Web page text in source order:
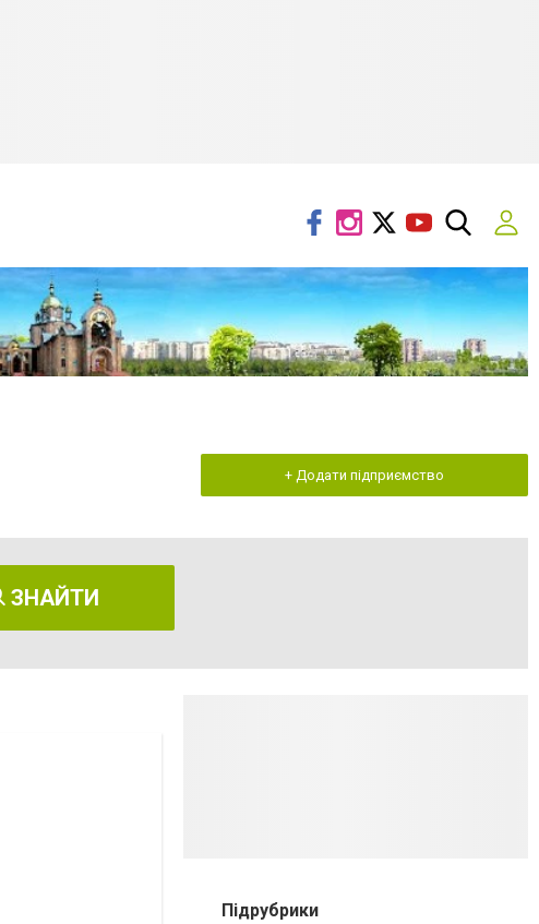
+ Додати підприємство
ЗНАЙТИ
Підрубрики